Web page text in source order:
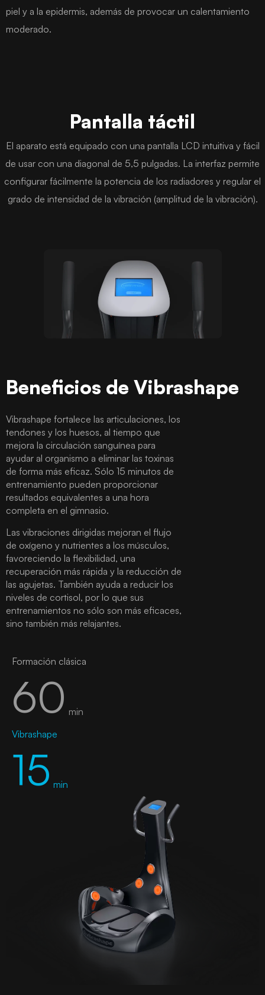
piel y a la epidermis, además de provocar un calentamiento
moderado.
Pantalla táctil
El aparato está equipado con una pantalla LCD intuitiva y fácil
de usar con una diagonal de 5,5 pulgadas. La interfaz permite
configurar fácilmente la potencia de los radiadores y regular el
grado de intensidad de la vibración (amplitud de la vibración).
Beneficios de Vibrashape
Vibrashape fortalece las articulaciones, los
tendones y los huesos, al tiempo que
mejora la circulación sanguínea para
ayudar al organismo a eliminar las toxinas
de forma más eficaz. Sólo 15 minutos de
entrenamiento pueden proporcionar
resultados equivalentes a una hora
completa en el gimnasio.
Las vibraciones dirigidas mejoran el flujo
de oxígeno y nutrientes a los músculos,
favoreciendo la flexibilidad, una
recuperación más rápida y la reducción de
las agujetas. También ayuda a reducir los
niveles de cortisol, por lo que sus
entrenamientos no sólo son más eficaces,
sino también más relajantes.
Formación clásica
60 min
Vibrashape
15 min